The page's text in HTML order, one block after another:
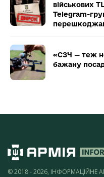
військових
Telegram-
«СЗЧ — теж
бажану
© 2018 - 2026, ІНФОРМАЦІЙНЕ